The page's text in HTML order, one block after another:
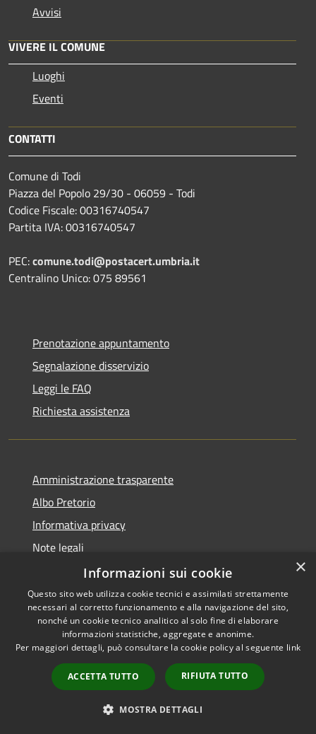
Avvisi
VIVERE IL COMUNE
Luoghi
Eventi
CONTATTI
Comune di Todi
Piazza del Popolo 29/30 - 06059 - Todi
Codice Fiscale: 00316740547
Partita IVA: 00316740547
PEC:comune.todi@postacert.umbria.it
Centralino Unico: 075 89561
Prenotazione appuntamento
Segnalazione disservizio
Leggi le FAQ
Richiesta assistenza
Amministrazione trasparente
Albo Pretorio
Informativa privacy
Note legali
Dichiarazione di accessibilità
RSS
Accessibilità
Copyright © 2026 • Comune di
Todi • Powered by
Municipium•
Accesso
redazione
×
Informazioni sui cookie
Questo sito web utilizza cookie tecnici e assimilati strettamente
necessari al corretto funzionamento e alla navigazione del sito,
nonché un cookie tecnico analitico al solo fine di elaborare
informazioni statistiche, aggregate e anonime.
Per maggiori dettagli, può consultare la cookie policy al seguente link
ACCETTA TUTTO RIFIUTA TUTTO
MOSTRA DETTAGLI